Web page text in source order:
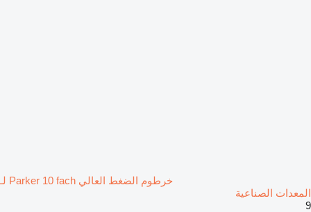
خرطوم الضغط العالي Parker 10 fach لـ
المعدات الصناعية
9